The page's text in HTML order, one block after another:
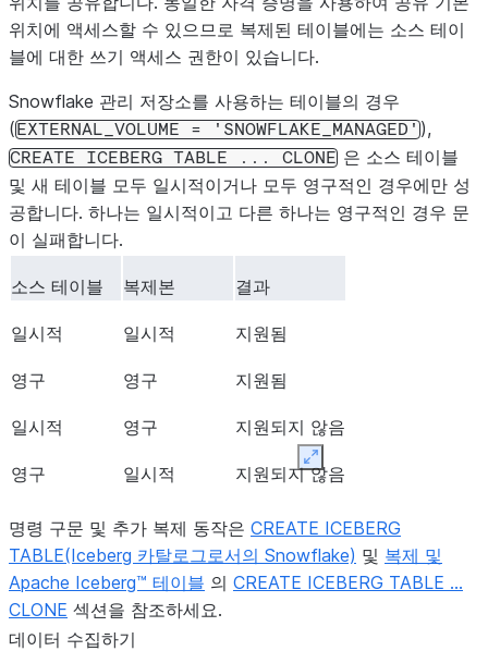
위치에 액세스할 수 있으므로 복제된 테이블에는 소스 테이
블에 대한 쓰기 액세스 권한이 있습니다.
Snowflake 관리 저장소를 사용하는 테이블의 경우
(EXTERNAL_VOLUME = 'SNOWFLAKE_MANAGED'),
CREATE ICEBERG TABLE ... CLONE 은 소스 테이블
및 새 테이블 모두 일시적이거나 모두 영구적인 경우에만 성
공합니다. 하나는 일시적이고 다른 하나는 영구적인 경우 문
이 실패합니다.
소스 테이블 복제본 결과
일시적 일시적 지원됨
영구 영구 지원됨
일시적 영구 지원되지 않음
영구 일시적 지원되지 않음
Expand
명령 구문 및 추가 복제 동작은 CREATE ICEBERG
TABLE(Iceberg 카탈로그로서의 Snowflake) 및 복제 및
Apache Iceberg™ 테이블 의 CREATE ICEBERG TABLE …
CLONE 섹션을 참조하세요.
데이터 수집하기